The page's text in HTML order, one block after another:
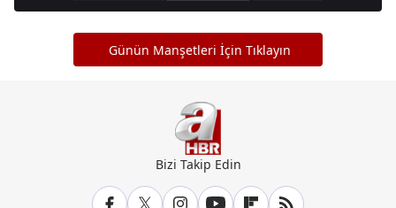
Günün Manşetleri İçin Tıklayın
Bizi Takip Edin